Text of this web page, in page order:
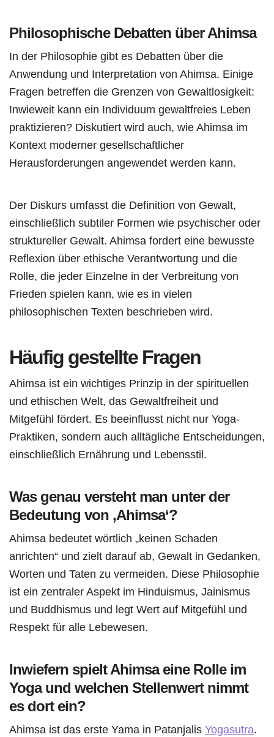
Philosophische Debatten über Ahimsa
In der Philosophie gibt es Debatten über die
Anwendung und Interpretation von Ahimsa. Einige
Fragen betreffen die Grenzen von Gewaltlosigkeit:
Inwieweit kann ein Individuum gewaltfreies Leben
praktizieren? Diskutiert wird auch, wie Ahimsa im
Kontext moderner gesellschaftlicher
Herausforderungen angewendet werden kann.
Der Diskurs umfasst die Definition von Gewalt,
einschließlich subtiler Formen wie psychischer oder
struktureller Gewalt. Ahimsa fordert eine bewusste
Reflexion über ethische Verantwortung und die
Rolle, die jeder Einzelne in der Verbreitung von
Frieden spielen kann, wie es in vielen
philosophischen Texten beschrieben wird.
Häufig gestellte Fragen
Ahimsa ist ein wichtiges Prinzip in der spirituellen
und ethischen Welt, das Gewaltfreiheit und
Mitgefühl fördert. Es beeinflusst nicht nur Yoga-
Praktiken, sondern auch alltägliche Entscheidungen,
einschließlich Ernährung und Lebensstil.
Was genau versteht man unter der
Bedeutung von ‚Ahimsa‘?
Ahimsa bedeutet wörtlich „keinen Schaden
anrichten“ und zielt darauf ab, Gewalt in Gedanken,
Worten und Taten zu vermeiden. Diese Philosophie
ist ein zentraler Aspekt im Hinduismus, Jainismus
und Buddhismus und legt Wert auf Mitgefühl und
Respekt für alle Lebewesen.
Inwiefern spielt Ahimsa eine Rolle im
Yoga und welchen Stellenwert nimmt
es dort ein?
Ahimsa ist das erste Yama in Patanjalis Yogasutra.